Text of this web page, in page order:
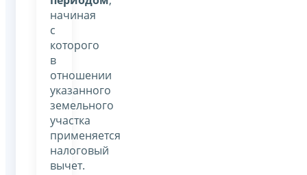
начиная
с
которого
в
отношении
указанного
земельного
участка
применяется
налоговый
вычет.